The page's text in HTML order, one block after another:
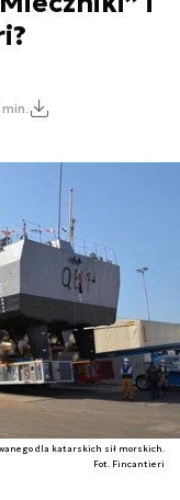
min.
dla katarskich sił morskich.
Fot. Fincantieri